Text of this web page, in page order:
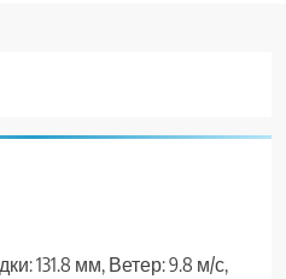
131.8 мм, Ветер: 9.8 м/с,